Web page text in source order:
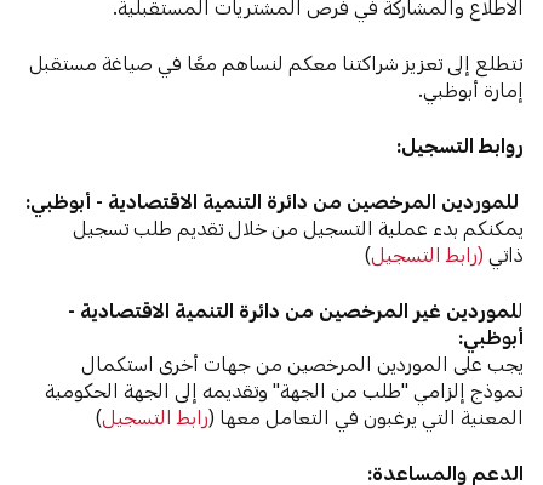
الاطلاع والمشاركة في فرص المشتريات المستقبلية.
نتطلع إلى تعزيز شراكتنا معكم لنساهم معًا في صياغة مستقبل
إمارة أبوظبي.
روابط التسجيل:
للموردين المرخصين من دائرة التنمية الاقتصادية - أبوظبي:
يمكنكم بدء عملية التسجيل من خلال تقديم طلب تسجيل
ذاتي ‫(رابط التسجيل)
‫للموردين غير المرخصين من دائرة التنمية الاقتصادية -
أبوظبي:
يجب على الموردين المرخصين من جهات أخرى استكمال
نموذج إلزامي "طلب من الجهة" وتقديمه إلى الجهة الحكومية
المعنية التي يرغبون في التعامل معها (رابط التسجيل)
‫الدعم والمساعدة: